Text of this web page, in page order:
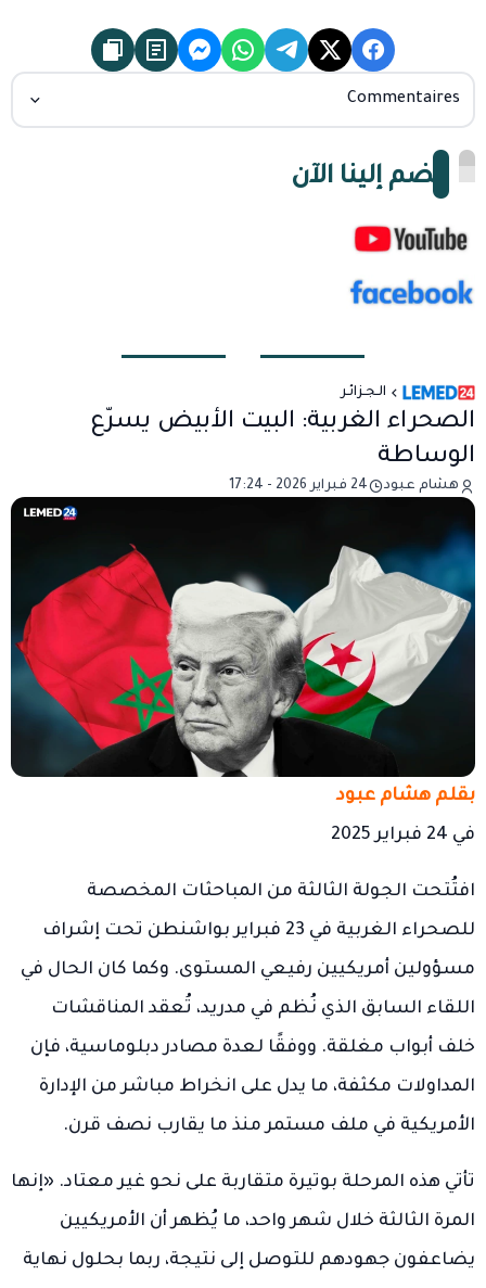
Commentaires
انضم إلينا الآن
الـجـزائـر
الصحراء الغربية: البيت الأبيض يسرّع
الوساطة
هشام عبود 24 فبراير 2026 - 17:24
بقلم هشام عبود
في 24 فبراير 2025
افتُتحت الجولة الثالثة من المباحثات المخصصة
للصحراء الغربية في 23 فبراير بواشنطن تحت إشراف
مسؤولين أمريكيين رفيعي المستوى. وكما كان الحال في
اللقاء السابق الذي نُظم في مدريد، تُعقد المناقشات
خلف أبواب مغلقة. ووفقًا لعدة مصادر دبلوماسية، فإن
المداولات مكثفة، ما يدل على انخراط مباشر من الإدارة
الأمريكية في ملف مستمر منذ ما يقارب نصف قرن.
تأتي هذه المرحلة بوتيرة متقاربة على نحو غير معتاد. «إنها
المرة الثالثة خلال شهر واحد، ما يُظهر أن الأمريكيين
يضاعفون جهودهم للتوصل إلى نتيجة، ربما بحلول نهاية